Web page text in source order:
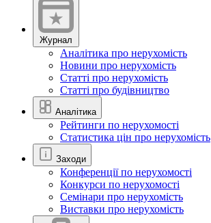
Журнал
Аналітика про нерухомість
Новини про нерухомість
Статті про нерухомість
Статті про будівництво
Аналітика
Рейтинги по нерухомості
Статистика цін про нерухомість
Заходи
Конференції по нерухомості
Конкурси по нерухомості
Семінари про нерухомість
Виставки про нерухомість